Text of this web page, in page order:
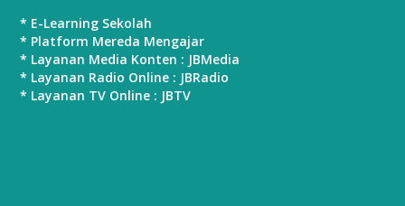
* E-Learning Sekolah
* Platform Mereda Mengajar
* Layanan Media Konten : JBMedia
* Layanan Radio Online : JBRadio
* Layanan TV Online : JBTV